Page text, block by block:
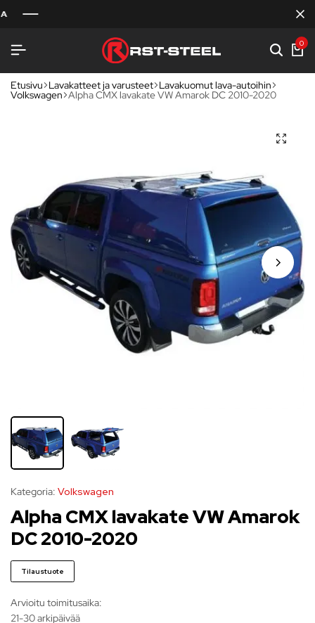
0
Etusivu Lavakatteet ja varusteet Lavakuomut lava-autoihin
Volkswagen Alpha CMX lavakate VW Amarok DC 2010-2020
Kategoria: Volkswagen
Alpha CMX lavakate VW Amarok
DC 2010-2020
Tilaustuote
Arvioitu toimitusaika:
21-30 arkipäivää